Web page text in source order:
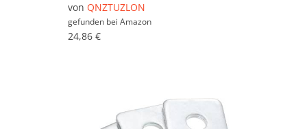
von QNZTUZLON
gefunden bei Amazon
24,86 €